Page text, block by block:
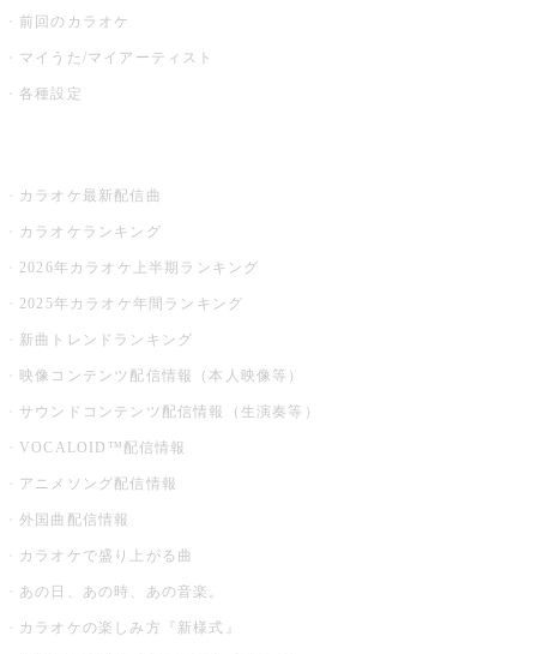
前回のカラオケ
マイうた/マイアーティスト
各種設定
カラオケ最新配信曲
カラオケランキング
2026年カラオケ上半期ランキング
2025年カラオケ年間ランキング
新曲トレンドランキング
映像コンテンツ配信情報（本人映像等）
サウンドコンテンツ配信情報（生演奏等）
VOCALOID™配信情報
アニメソング配信情報
外国曲配信情報
カラオケで盛り上がる曲
あの日、あの時、あの音楽。
カラオケの楽しみ方『新様式』